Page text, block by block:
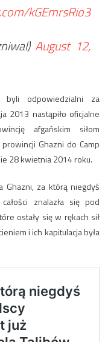
kGEmrsRio3
August 12,
byli odpowiedzialni za
2013 nastąpiło oficjalne
afgańskim siłom
Ghazni do Camp
28 kwietnia 2014 roku.
Ghazni, za którą niegdyś
znalazła się pod
ostały się w rękach sił
i ich kapitulacja była